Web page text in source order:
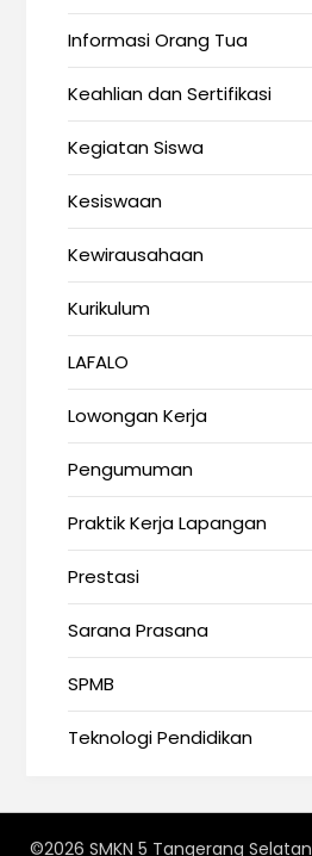
Informasi Orang Tua
Keahlian dan Sertifikasi
Kegiatan Siswa
Kesiswaan
Kewirausahaan
Kurikulum
LAFALO
Lowongan Kerja
Pengumuman
Praktik Kerja Lapangan
Prestasi
Sarana Prasana
SPMB
Teknologi Pendidikan
©2026 SMKN 5 Tangerang Selatan